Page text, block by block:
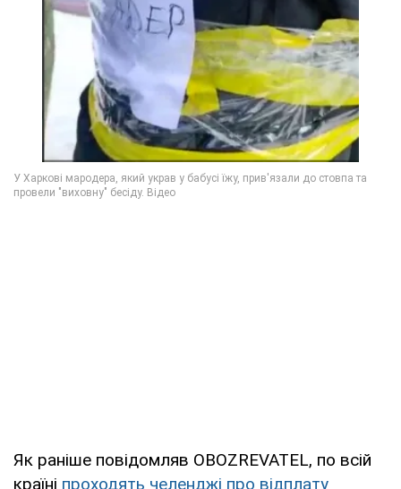
Як раніше повідомляв OBOZREVATEL, по всій
країні проходять челенджі про відплату